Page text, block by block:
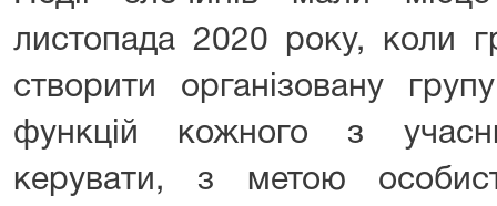
листопада 2020 року, коли
створити організовану
функцій кожного з
керувати, з метою